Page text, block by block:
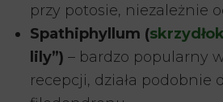
przy potosie, niezależnie
Spathiphyllum (
lily”) – bardzo popularny
recepcji, działa podobnie